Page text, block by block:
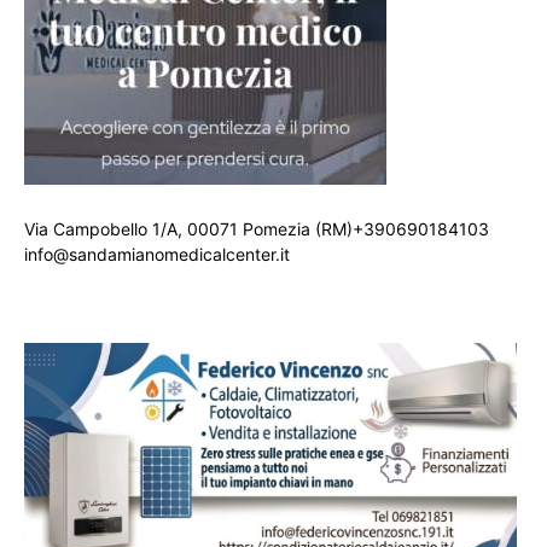
Via Campobello 1/A, 00071 Pomezia (RM)+390690184103
info@sandamianomedicalcenter.it